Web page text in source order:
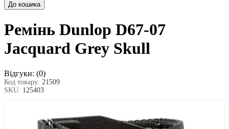
До кошика
Ремінь Dunlop D67-07
Jacquard Grey Skull
Відгуки: (0)
Код товару: 21509
SKU: 125403